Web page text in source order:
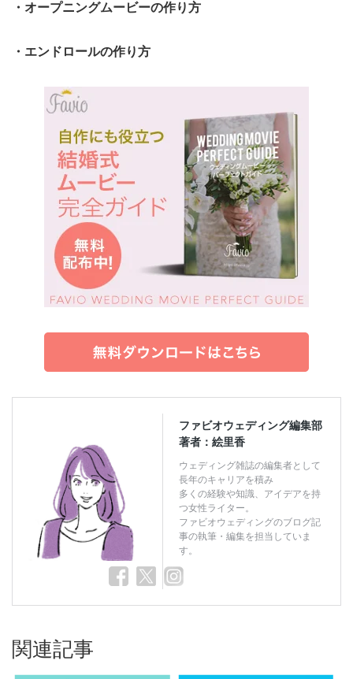
・オープニングムービーの作り方
・エンドロールの作り方
ファビオウェディング編集部
著者：絵里香
ウェディング雑誌の編集者として
長年のキャリアを積み
多くの経験や知識、アイデアを持
つ女性ライター。
ファビオウェディングのブログ記
事の執筆・編集を担当していま
す。
関連記事